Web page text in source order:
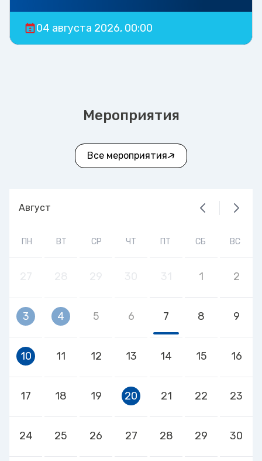
04 августа 2026, 00:00
Мероприятия
Все мероприятия
Август
ПН ВТ СР ЧТ ПТ СБ ВС
1 2
3 4 5 6 7 8 9
10 11 12 13 14 15 16
17 18 19 20 21 22 23
24 25 26 27 28 29 30